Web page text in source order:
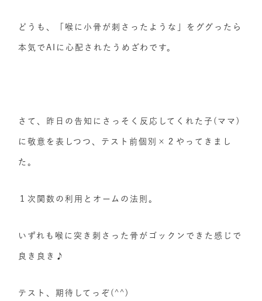
どうも、「喉に小骨が刺さったような」をググったら
本気でAIに心配されたうめざわです。
さて、昨日の告知にさっそく反応してくれた子(ママ)
に敬意を表しつつ、テスト前個別×２やってきまし
た。
１次関数の利用とオームの法則。
いずれも喉に突き刺さった骨がゴックンできた感じで
良き良き♪
テスト、期待してっぞ(^^)